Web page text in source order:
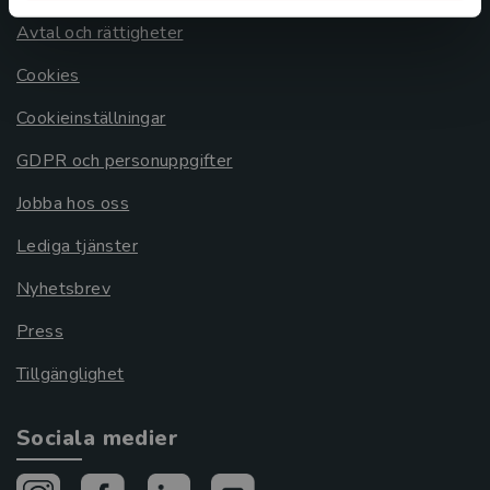
Avtal och rättigheter
Cookies
Cookieinställningar
GDPR och personuppgifter
Jobba hos oss
Lediga tjänster
Nyhetsbrev
Press
Tillgänglighet
Sociala medier